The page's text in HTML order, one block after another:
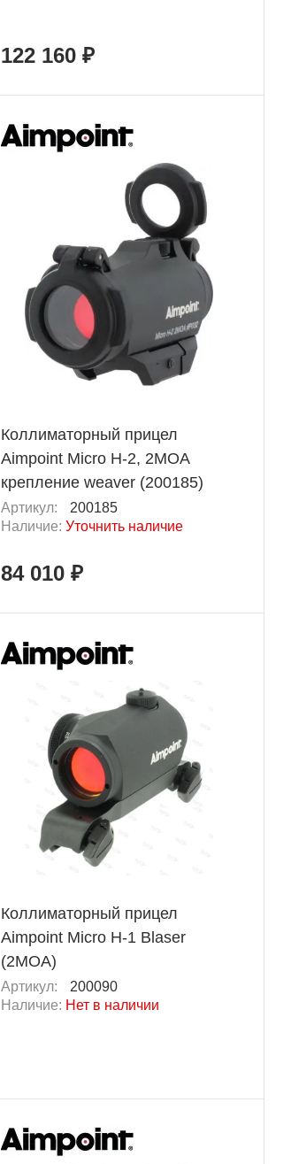
122 160 ₽
Коллиматорный прицел
Aimpoint Micro H-2, 2MOA
крепление weaver (200185)
Артикул:
200185
Наличие:Уточнить наличие
84 010 ₽
Коллиматорный прицел
Aimpoint Micro H-1 Blaser
(2MOA)
Артикул:
200090
Наличие: Нет в наличии